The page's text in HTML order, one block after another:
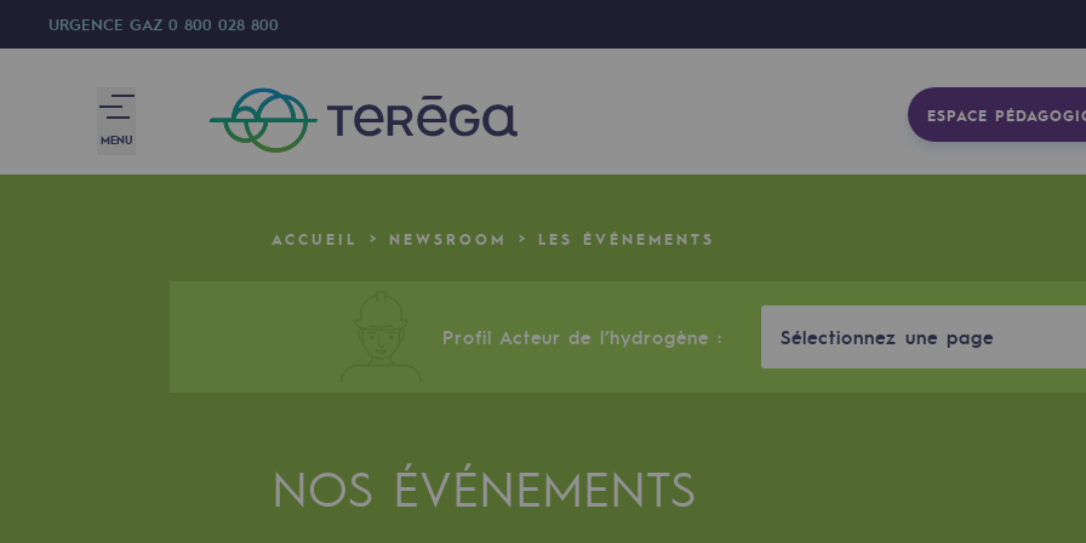
URGENCE GAZ 0 800 028 800
MENU
ESPACE
Accélérateur de la transition énergétique
ACCUEIL NEWSROOM LES ÉVÉNEMENTS
Profil Acteur de l’hydrogène : Sélectionnez une page
NOS ÉVÉNEMENTS